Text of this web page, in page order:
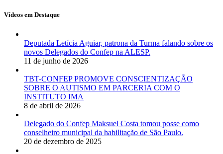
Vídeos em Destaque
Deputada Letícia Aguiar, patrona da Turma falando sobre os
novos Delegados do Confep na ALESP.
11 de junho de 2026
TBT-CONFEP PROMOVE CONSCIENTIZAÇÃO
SOBRE O AUTISMO EM PARCERIA COM O
INSTITUTO IMA
8 de abril de 2026
Delegado do Confep Maksuel Costa tomou posse como
conselheiro municipal da habilitação de São Paulo.
20 de dezembro de 2025